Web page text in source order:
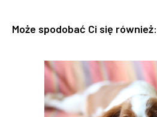
Może spodobać Ci się również: